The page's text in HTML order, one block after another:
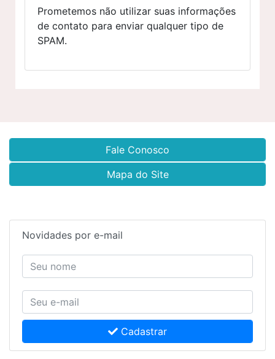
Prometemos não utilizar suas informações
de contato para enviar qualquer tipo de
SPAM.
Fale Conosco
Mapa do Site
Novidades por e-mail
Cadastrar